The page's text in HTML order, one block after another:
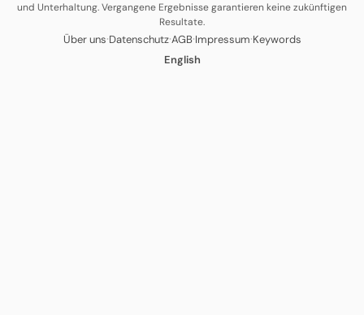
und Unterhaltung. Vergangene Ergebnisse garantieren keine zukünftigen
Resultate.
Über uns·Datenschutz·AGB·Impressum·Keywords
English